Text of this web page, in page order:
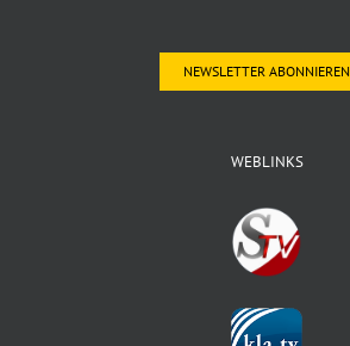
NEWSLETTER ABONNIEREN
WEBLINKS